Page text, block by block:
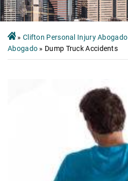
» Clifton Personal Injury Abogado
Abogado » Dump Truck Accidents